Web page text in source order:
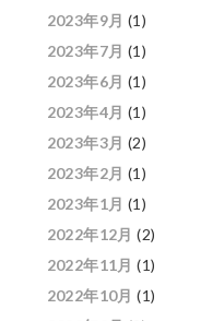
2023年9月 (1)
2023年7月 (1)
2023年6月 (1)
2023年4月 (1)
2023年3月 (2)
2023年2月 (1)
2023年1月 (1)
2022年12月 (2)
2022年11月 (1)
2022年10月 (1)